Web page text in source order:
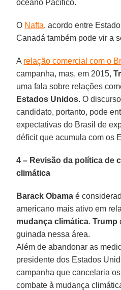
oceano Pacífico.
O Nafta, acordo entre
Canadá também pode vir a
A relação comercial com o
campanha, mas, em 2015,
uma fala sobre relações
Estados Unidos. O
candidato, portanto, pode
expectativas do Brasil de
déficit que acumula com os
4 – Revisão da política de
climática
Barack Obama é
americano mais ativo em
mudança climática.Trump
guinada nessa área.
Além de abandonar as
presidente dos Estados
campanha que cancelaria
combate à mudança